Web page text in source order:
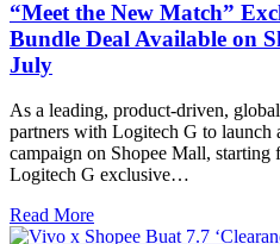
“Meet the New Match”
Bundle Deal Available on
July
As a leading, product-driven,
partners with Logitech G to launch
campaign on Shopee Mall,
Logitech G exclusive…
Read More